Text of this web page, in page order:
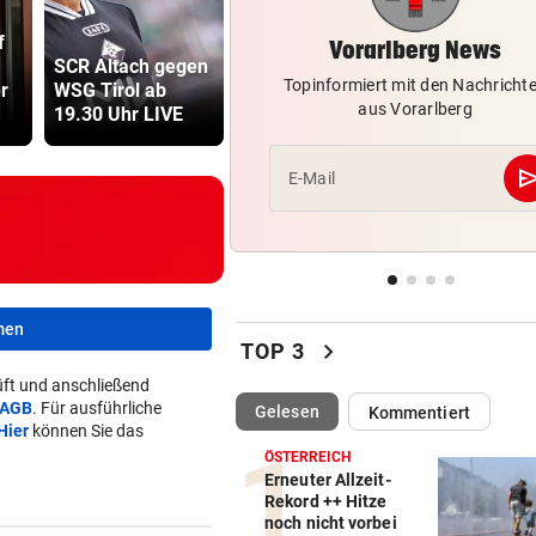
SCR Altach gegen
WSG Tirol ab
19.30 Uhr LIVE
Eskalation“ mit
Fitness-Star
Sascha Huber
schickte
Bilder an
Teenager
und anschließend
AGB. Für ausführliche
können Sie das
„Captain Colin“ liegt nach
drei auf der Lauer
POLIZEI SUCHT ZEUGEN vor
SUV-Fahrer flüchtet
LÄNDLE-HEIMKEHRER vor
Altacher Kies-Krieg: Gericht
Vorarlberg News
Topinformiert mit den
aus Vorarlberg
E-Mail
TOP 3 chevron_right
Gelesen(ausgewählt)Kommentiert
ÖSTERREICH
Erneuter Allzeit-
Rekord ++ Hitze
noch nicht vorbei